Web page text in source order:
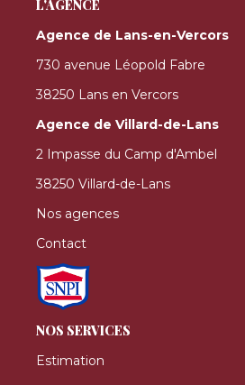
L'AGENCE
Agence de Lans-en-Vercors
730 avenue Léopold Fabre
38250 Lans en Vercors
Agence de Villard-de-Lans
2 Impasse du Camp d'Ambel
38250 Villard-de-Lans
Nos agences
Contact
NOS SERVICES
Estimation